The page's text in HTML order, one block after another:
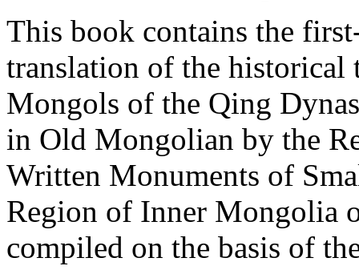
This book contains the
translation of the historical
Mongols of the Qing
in Old Mongolian by the
Written Monuments of
Region of Inner Mongolia
compiled on the basis of